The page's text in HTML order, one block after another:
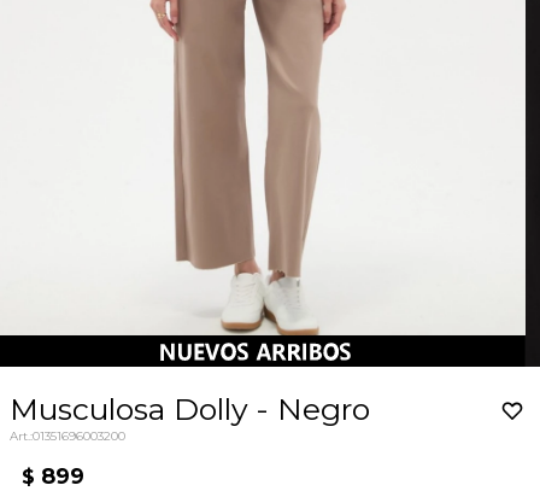
Musculosa Dolly - Negro
01351696003200
$ 899